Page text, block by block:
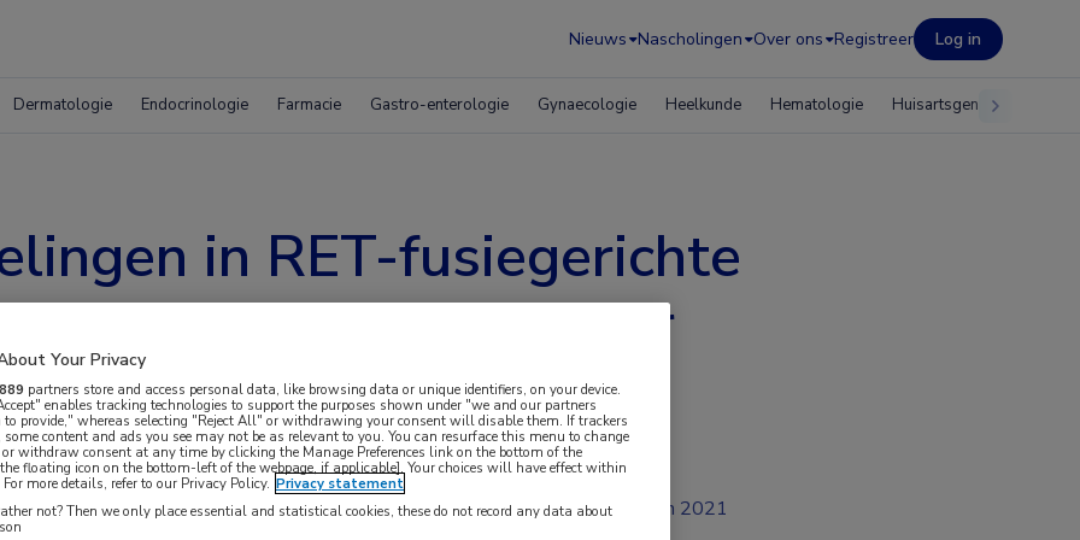
Nieuws Nascholingen Over ons Registreer Log in
Dermatologie Endocrinologie Farmacie Gastro-enterologie Gynaecologie Heelkunde Hematologie Huisartsgeneeskunde
in RET-fusiegerichte
bij longkanker
van de internationale LIBRETTO-001 studie,
jun 2021
Your Privacy
889 partners store and access personal data, like browsing data or unique identifiers, on your device.
enables tracking technologies to support the purposes shown under "we and our partners
to provide," whereas selecting "Reject All" or withdrawing your consent will disable them. If trackers
some content and ads you see may not be as relevant to you. You can resurface this menu to change
or withdraw consent at any time by clicking the Manage Preferences link on the bottom of the
floating icon on the bottom-left of the webpage, if applicable]. Your choices will have effect within
more details, refer to our Privacy Policy. Privacy statement
not? Then we only place essential and statistical cookies, these do not record any data about